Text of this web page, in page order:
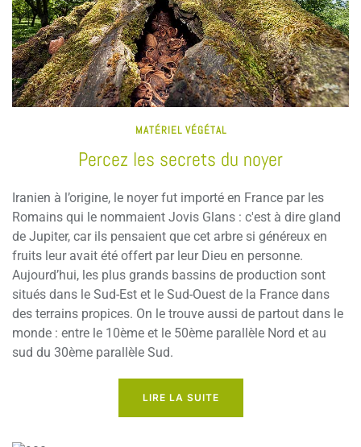
MATÉRIEL VÉGÉTAL
Percez les secrets du noyer
Iranien à l’origine, le noyer fut importé en France par les
Romains qui le nommaient Jovis Glans : c'est à dire gland
de Jupiter, car ils pensaient que cet arbre si généreux en
fruits leur avait été offert par leur Dieu en personne.
Aujourd’hui, les plus grands bassins de production sont
situés dans le Sud-Est et le Sud-Ouest de la France dans
des terrains propices. On le trouve aussi de partout dans le
monde : entre le 10ème et le 50ème parallèle Nord et au
sud du 30ème parallèle Sud.
LIRE LA SUITE